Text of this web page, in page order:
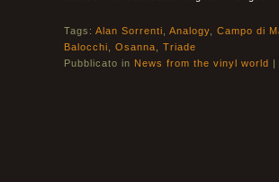
Tags: Alan Sorrenti Analogy Campo di
Balocchi
Osanna
Triade
Pubblicato in News from the vinyl world |